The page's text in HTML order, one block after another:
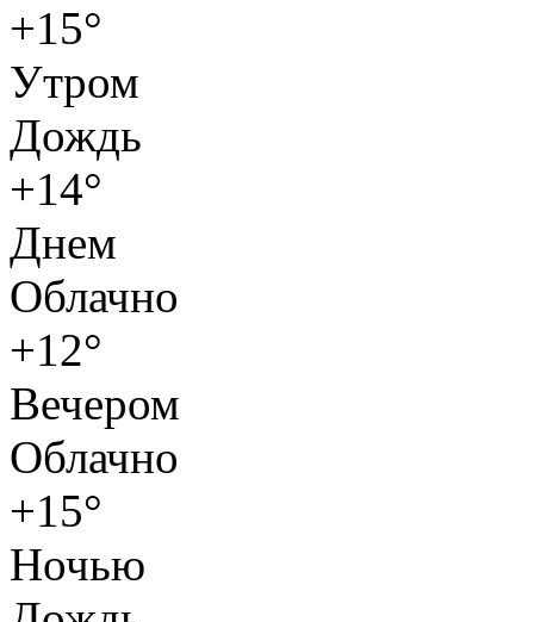
+15°
Утром
Дождь
+14°
Днем
Облачно
+12°
Вечером
Облачно
+15°
Ночью